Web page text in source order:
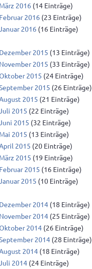
März 2016 (14 Einträge)
Februar 2016 (23 Einträge)
Januar 2016 (16 Einträge)
Dezember 2015 (13 Einträge)
November 2015 (33 Einträge)
2015 (24 Einträge)
2015 (26 Einträge)
August 2015 (21 Einträge)
Juli 2015 (22 Einträge)
Juni 2015 (32 Einträge)
Mai 2015 (13 Einträge)
April 2015 (20 Einträge)
März 2015 (19 Einträge)
Februar 2015 (16 Einträge)
Januar 2015 (10 Einträge)
Dezember 2014 (18 Einträge)
November 2014 (25 Einträge)
2014 (26 Einträge)
2014 (28 Einträge)
August 2014 (18 Einträge)
Juli 2014 (24 Einträge)